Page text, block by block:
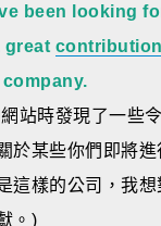
been looking
great contribution
站時發現了一些
於某些你們即將進
這樣的公司，我想
。)